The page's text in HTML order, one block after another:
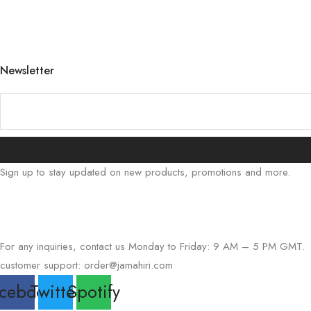
Newsletter
Sign up to stay updated on new products, promotions and more.
For any inquiries, contact us Monday to Friday: 9 AM – 5 PM GMT.
customer support: order@jamahiri.com
TwitterSpotify